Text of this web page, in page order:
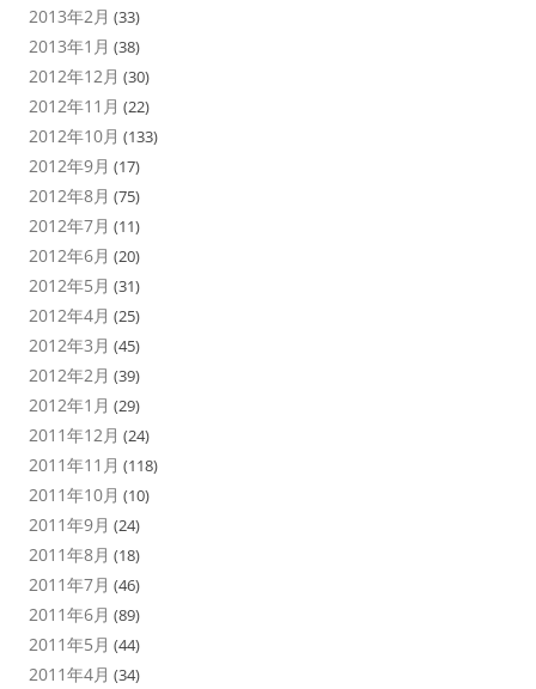
2013年2月 (33)
2013年1月 (38)
2012年12月 (30)
2012年11月 (22)
2012年10月 (133)
2012年9月 (17)
2012年8月 (75)
2012年7月 (11)
2012年6月 (20)
2012年5月 (31)
2012年4月 (25)
2012年3月 (45)
2012年2月 (39)
2012年1月 (29)
2011年12月 (24)
2011年11月 (118)
2011年10月 (10)
2011年9月 (24)
2011年8月 (18)
2011年7月 (46)
2011年6月 (89)
2011年5月 (44)
2011年4月 (34)